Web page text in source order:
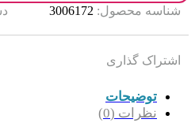
شناسه محصول: 3006172
اشتراک گذاری
توضیحات
نظرات (0)